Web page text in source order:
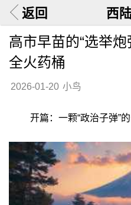
返回 西
高市早苗的“选举
全火药桶
2026-01-20 小鸟
开篇：一颗“政治子弹”